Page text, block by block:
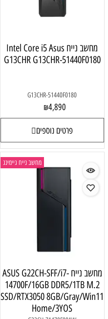
מחשב נייח Intel Core i5 Asus
G13CHR G13CHR-51440F0180
G13CHR-51440F0180
₪4,890
פרטים נוספים
מחשב נייח גיימינג
מחשב נייח ASUS G22CH-SFF/i7-
14700F/16GB DDR5/1TB M.2
SSD/RTX3050 8GB/Gray/Win11
Home/3YOS